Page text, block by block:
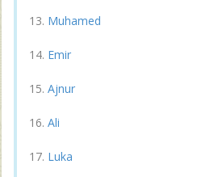
Muhamed
Emir
Ajnur
Ali
Luka